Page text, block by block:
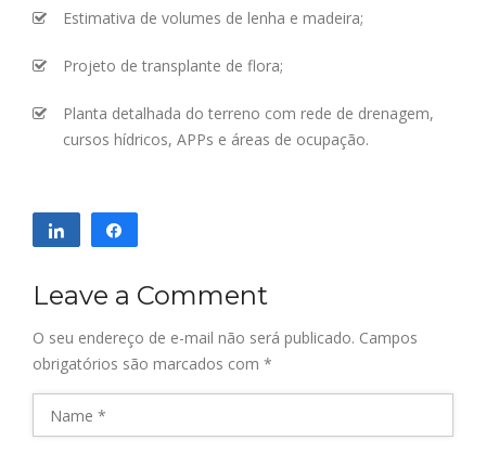
Estimativa de volumes de lenha e madeira;
Projeto de transplante de flora;
Planta detalhada do terreno com rede de drenagem,
cursos hídricos, APPs e áreas de ocupação.
Compartilhar
Leave a Comment
O seu endereço de e-mail não será publicado. Campos
obrigatórios são marcados com *